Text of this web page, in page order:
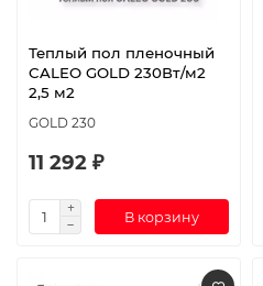
Теплый пол пленочный
CALEO GOLD 230Вт/м2
2,5 м2
GOLD 230
11 292 ₽
В корзину